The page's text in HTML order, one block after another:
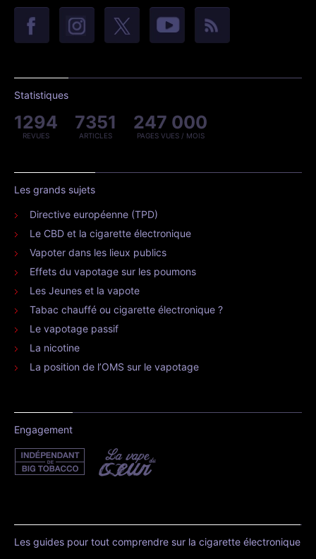
Statistiques
1294
REVUES
7351
ARTICLES
247 000
PAGES VUES / MOIS
Les grands sujets
Directive européenne (TPD)
Le CBD et la cigarette électronique
Vapoter dans les lieux publics
Effets du vapotage sur les poumons
Les Jeunes et la vapote
Tabac chauffé ou cigarette électronique ?
Le vapotage passif
La nicotine
La position de l’OMS sur le vapotage
Engagement
Les guides pour tout comprendre sur la cigarette électronique